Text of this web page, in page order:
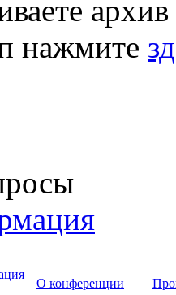
нажмите
О конференции